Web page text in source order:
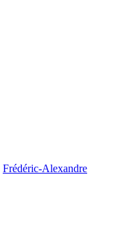
Frédéric-Alexandre